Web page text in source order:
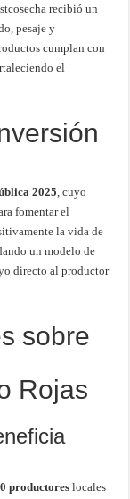
recibió un
pesaje y
cumplan con
el
2025, cuyo
fomentar el
la vida de
un modelo de
directo al productor
sobre
Rojas
productores locales